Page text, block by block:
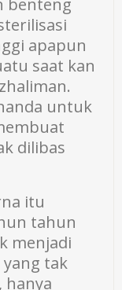
apapun
saat kan
untuk
dilibas
itu
tahun
menjadi
tak